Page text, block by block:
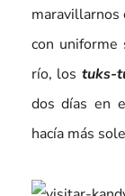
maravillarnos
con
río, los tuks-
dos días en
hacía más